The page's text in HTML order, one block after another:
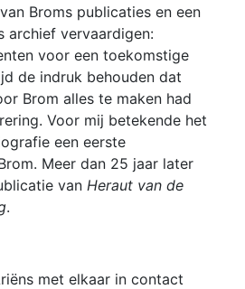
Broms publicaties en een
archief vervaardigen:
voor een toekomstige
de indruk behouden dat
Brom alles te maken had
Voor mij betekende het
een eerste
Meer dan 25 jaar later
van Heraut van de
.
met elkaar in contact